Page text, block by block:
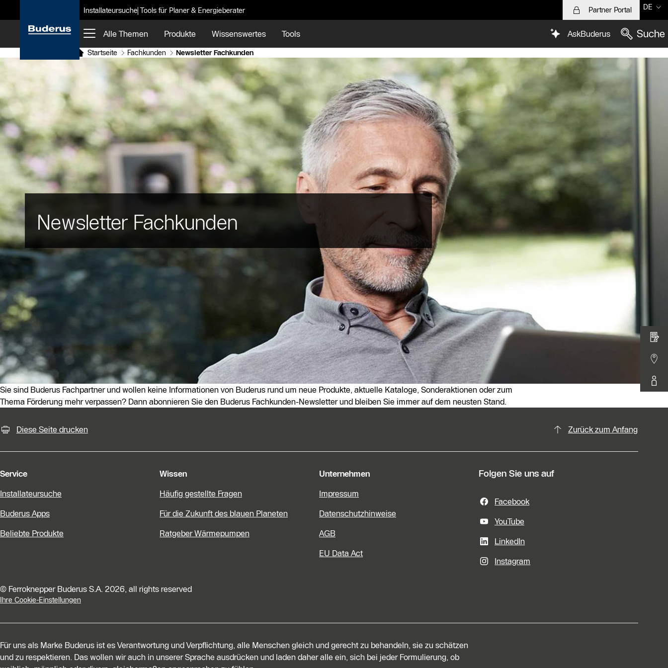
Installateursuche Tools für Planer & Energieberater Partner Portal DE
Alle Themen Produkte Wissenswertes Tools AskBuderus Suche
Startseite Fachkunden Newsletter Fachkunden
Newsletter Fachkunden
Sie sind Buderus Fachpartner und wollen keine Informationen von Buderus rund um neue Produkte, aktuelle Kataloge, Sonderaktionen oder zum
Thema Förderung mehr verpassen? Dann abonnieren Sie den Buderus Fachkunden-Newsletter und bleiben Sie immer auf dem neusten Stand.
Diese Seite drucken Zurück zum Anfang
Service
Installateursuche
Buderus Apps
Beliebte Produkte
Wissen
Häufig gestellte Fragen
Für die Zukunft des blauen Planeten
Ratgeber Wärmepumpen
Unternehmen
Impressum
Datenschutzhinweise
AGB
EU Data Act
Folgen Sie uns auf
Facebook
YouTube
LinkedIn
Instagram
© Ferroknepper Buderus S.A. 2026, all rights reserved
Ihre Cookie-Einstellungen
Für uns als Marke Buderus ist es Verantwortung und Verpflichtung, alle Menschen gleich und gerecht zu behandeln, sie zu schätzen
und zu respektieren. Das wollen wir auch in unserer Sprache ausdrücken und laden daher alle ein, sich bei jeder Formulierung, ob